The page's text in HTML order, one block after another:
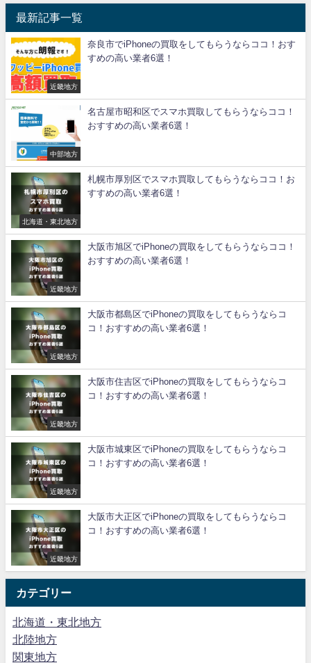
最新記事一覧
近畿地方
奈良市でiPhoneの買取をしてもらうならココ！おす
すめの高い業者6選！
中部地方
名古屋市昭和区でスマホ買取してもらうならココ！
おすすめの高い業者6選！
北海道・東北地方
札幌市厚別区でスマホ買取してもらうならココ！お
すすめの高い業者6選！
近畿地方
大阪市旭区でiPhoneの買取をしてもらうならココ！
おすすめの高い業者6選！
近畿地方
大阪市都島区でiPhoneの買取をしてもらうならコ
コ！おすすめの高い業者6選！
近畿地方
大阪市住吉区でiPhoneの買取をしてもらうならコ
コ！おすすめの高い業者6選！
近畿地方
大阪市城東区でiPhoneの買取をしてもらうならコ
コ！おすすめの高い業者6選！
近畿地方
大阪市大正区でiPhoneの買取をしてもらうならコ
コ！おすすめの高い業者6選！
カテゴリー
北海道・東北地方
北陸地方
関東地方